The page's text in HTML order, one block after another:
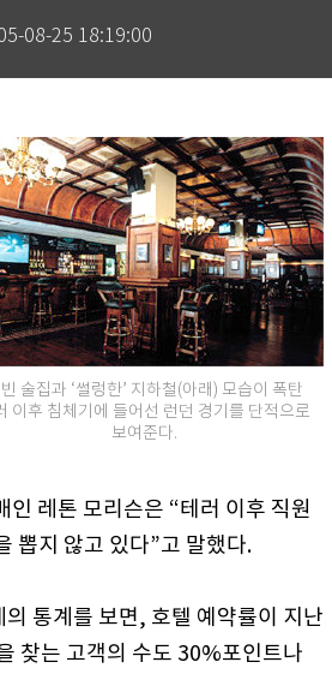
08-25 18:19:00
술집과 ‘썰렁한’ 지하철(아래) 모습이 폭탄
이후 침체기에 들어선 런던 경기를 단적으로
보여준다.
레톤 모리슨은 “테러 이후 직원
뽑지 않고 있다”고 말했다.
통계를 보면, 호텔 예약률이 지난
찾는 고객의 수도 30%포인트나